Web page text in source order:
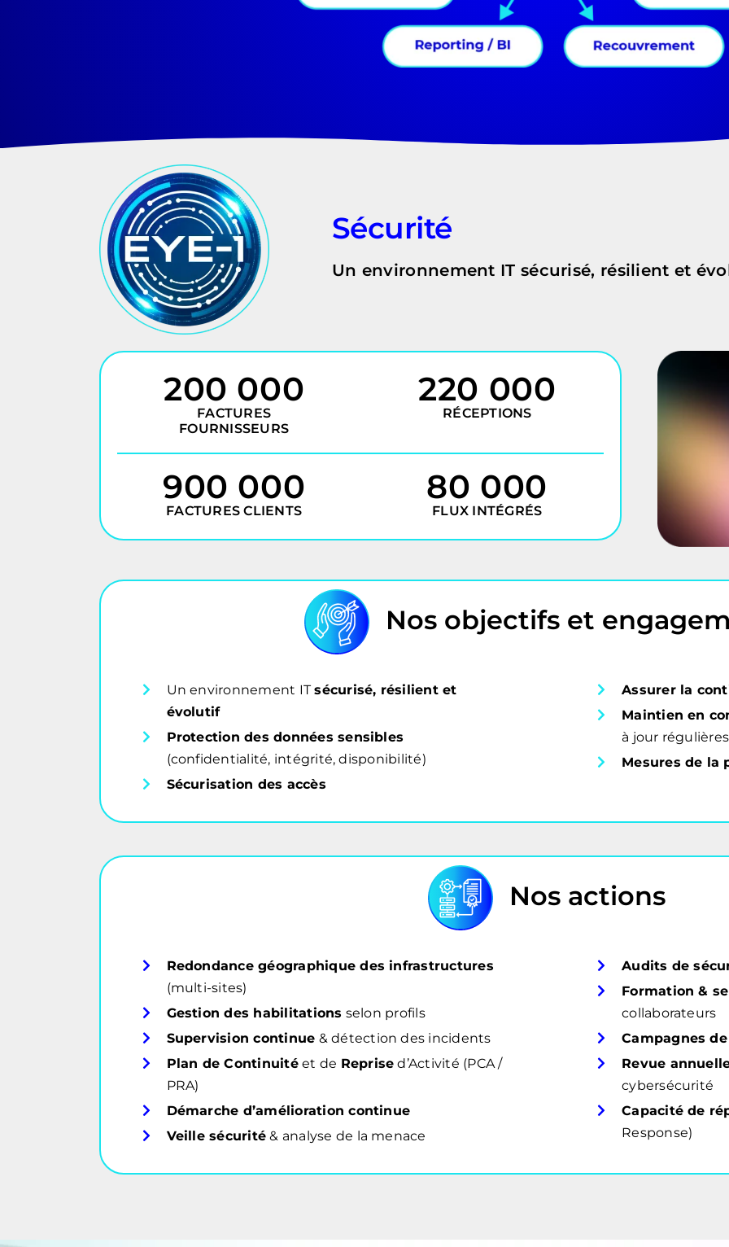
Sécurité
Un environnement IT sécurisé, résilient et
200 000
FACTURES
FOURNISSEURS
220 000
RÉCEPTIONS
900 000
FACTURES CLIENTS
80 000
FLUX INTÉGRÉS
Nos objectifs et
Un environnement ITsécurisé, résilient et
évolutif
Protection des données sensibles
(confidentialité, intégrité, disponibilité)
Sécurisation des accès
Assurer la
Maintien en
à jour régulières
Mesures de la
Nos actions
Redondance géographique des infrastructures
(multi-sites)
Gestion des habilitations selon profils
Supervision continue & détection des incidents
Plan de Continuitéet de Reprise d’Activité (PCA /
PRA)
Démarche d’amélioration continue
Veille sécurité & analyse de la menace
Audits de
Formation &
collaborateurs
Campagnes
Revue
cybersécurité
Capacité de
Response)